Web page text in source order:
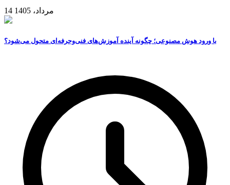
14 مرداد، 1405
با ورود هوش مصنوعی؛ چگونه آینده آموزش‌های فنی‌وحرفه‌ای متحول می‌شود؟